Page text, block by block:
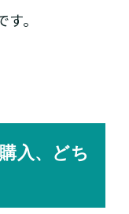
。
入、どち